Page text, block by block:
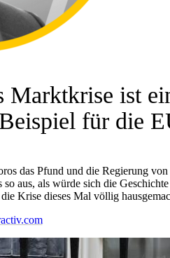
Marktkrise ist
für die
das Pfund und die Regierung von
aus, als würde sich die
Krise dieses Mal völlig